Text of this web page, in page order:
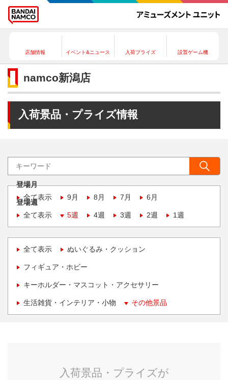
店舗情報 イベント&ニュース 入荷プライズ 設置ゲーム機
namco新潟店
入荷景品・プライズ情報
登場月
全て表示
9月 8月 7月 6月
登場週
全て表示
5週 4週 3週 2週 1週
全て表示 ぬいぐるみ・クッション
フィギュア・ホビー
キーホルダー・マスコット・アクセサリー
生活雑貨・インテリア・小物 その他景品